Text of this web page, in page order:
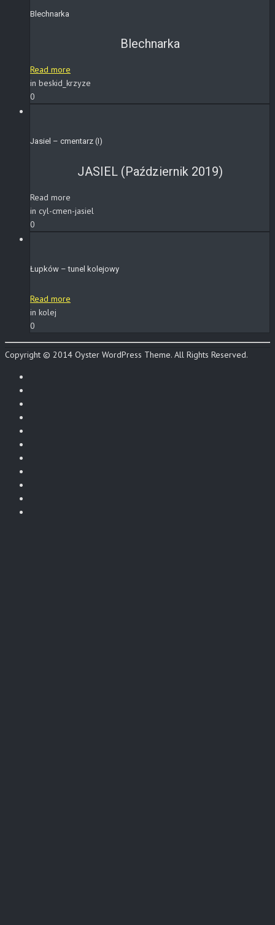
Blechnarka
Blechnarka
Read more
in beskid_krzyze
0
Jasiel – cmentarz (I)
JASIEL (Październik 2019)
Read more
in cyl-cmen-jasiel
0
Łupków – tunel kolejowy
Read more
in kolej
0
Copyright © 2014 Oyster WordPress Theme. All Rights Reserved.